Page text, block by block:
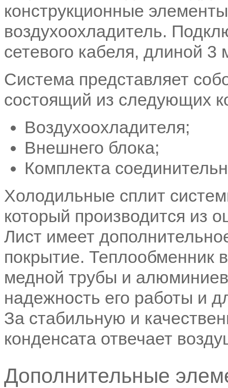
конструкционные
воздухоохладитель.
сетевого кабеля, длиной 3
Система представляет
состоящий из следующих
Воздухоохладителя;
Внешнего блока;
Комплекта
Холодильные сплит
который производится из
Лист имеет
покрытие. Теплообменник
медной трубы и
надежность его работы и
За стабильную и
конденсата отвечает
Дополнительные